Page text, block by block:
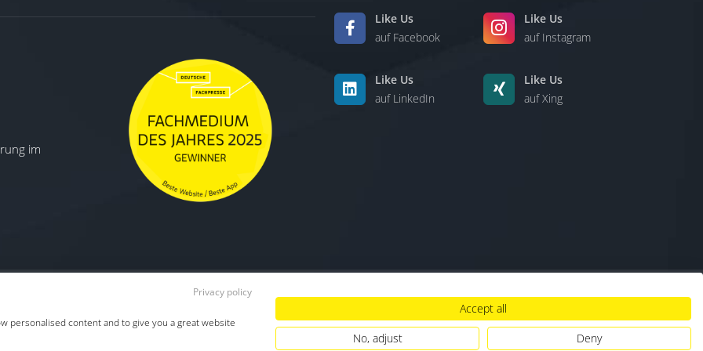
im
Like Us
auf Facebook
Like Us
auf Instagram
Like Us
auf LinkedIn
Like Us
auf Xing
Datenschutz Impressum Hinweisgebersystem
Privacy policy
personalised content and to give you a great website
Accept all
No, adjust
Deny